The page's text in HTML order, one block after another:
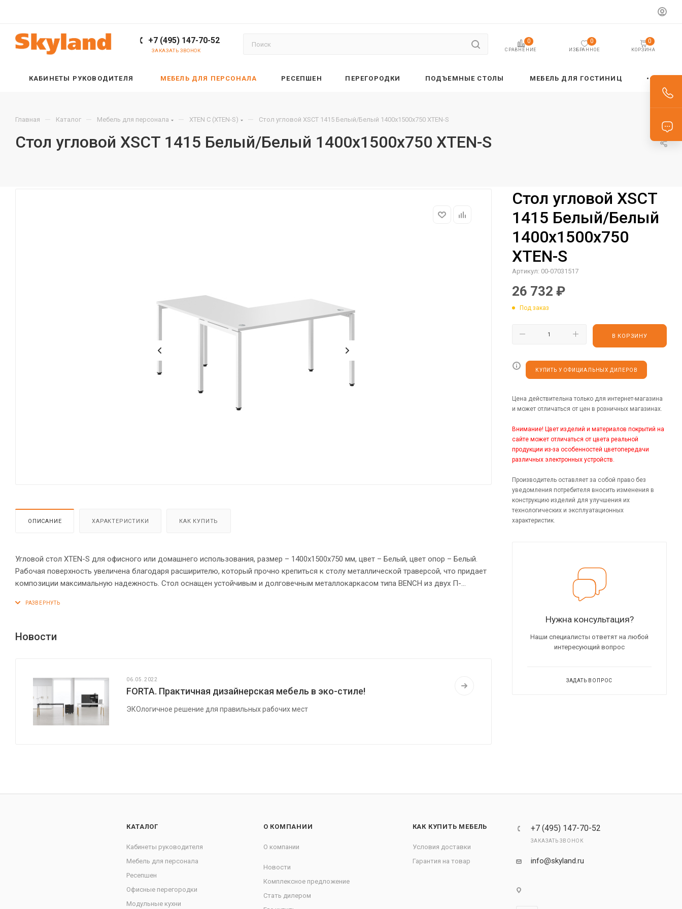
+7 (495) 147-70-52
ЗАКАЗАТЬ ЗВОНОК СРАВНЕНИЕ
0
ИЗБРАННОЕ
0
КОРЗИНА
0
КАБИНЕТЫ РУКОВОДИТЕЛЯ МЕБЕЛЬ ДЛЯ ПЕРСОНАЛА РЕСЕПШЕН ПЕРЕГОРОДКИ ПОДЪЕМНЫЕ СТОЛЫ МЕБЕЛЬ ДЛЯ ГОСТИНИЦ
Главная — Каталог — Мебель для персонала — XTEN С (XTEN-S) — Стол угловой XSCT 1415 Белый/Белый 1400х1500х750 XTEN-S
Стол угловой XSCT 1415 Белый/Белый 1400х1500х750 XTEN-S
ОПИСАНИЕ ХАРАКТЕРИСТИКИ КАК КУПИТЬ
Угловой стол XTEN-S для офисного или домашнего использования, размер – 1400х1500х750 мм, цвет – Белый, цвет опор – Белый.
Рабочая поверхность увеличена благодаря расширителю, который прочно крепиться к столу металлической траверсой, что придает
композиции максимальную надежность. Стол оснащен устойчивым и долговечным металлокаркасом типа BENCH из двух П-
столешницы». Солидная и прочная столешница 25 мм. Надежная защита торцов всех элементов - кромка ПВХ 2 мм. Регулируемые
Новости
06.05.2022
FORTA. Практичная дизайнерская мебель в эко-стиле!
ЭКОлогичное решение для правильных рабочих мест
Стол угловой XSCT
1415 Белый/Белый
1400х1500х750
XTEN-S
Артикул: 00-07031517
26 732 ₽
Под заказ
В КОРЗИНУ
КУПИТЬ У ОФИЦИАЛЬНЫХ ДИЛЕРОВ
Цена действительна только для интернет-магазина
и может отличаться от цен в розничных магазинах.
Внимание! Цвет изделий и материалов покрытий на
сайте может отличаться от цвета реальной
продукции из-за особенностей цветопередачи
различных электронных устройств.
Производитель оставляет за собой право без
уведомления потребителя вносить изменения в
конструкцию изделий для улучшения их
технологических и эксплуатационных
характеристик.
Нужна консультация?
Наши специалисты ответят на любой
интересующий вопрос
ЗАДАТЬ ВОПРОС
КАТАЛОГ
Кабинеты руководителя
Мебель для персонала
Ресепшен
Офисные перегородки
Модульные кухни
О КОМПАНИИ
О компании
Новости
Комплексное предложение
Стать дилером
КАК КУПИТЬ МЕБЕЛЬ
Условия доставки
Гарантия на товар
+7 (495) 147-70-52
ЗАКАЗАТЬ ЗВОНОК
info@skyland.ru